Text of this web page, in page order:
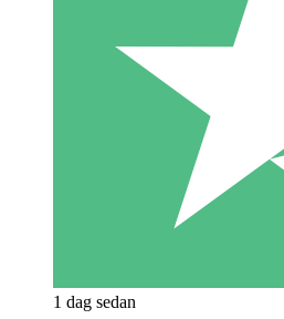
1 dag sedan